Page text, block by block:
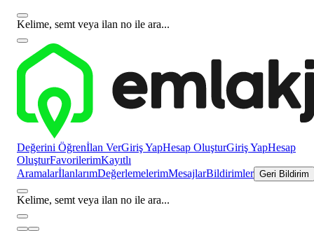
Kelime, semt veya ilan no ile ara...
Değerini Öğrenİlan VerGiriş YapHesap OluşturGiriş YapHesap
OluşturFavorilerimKayıtlı
AramalarİlanlarımDeğerlemelerimMesajlarBildirimler Geri Bildirim
Kelime, semt veya ilan no ile ara...